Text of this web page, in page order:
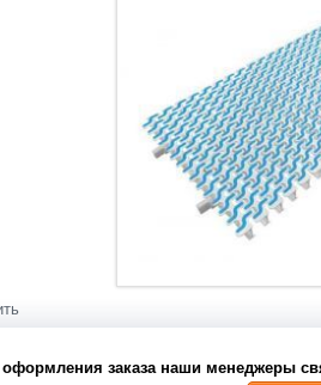
оформления заказа наши менеджеры